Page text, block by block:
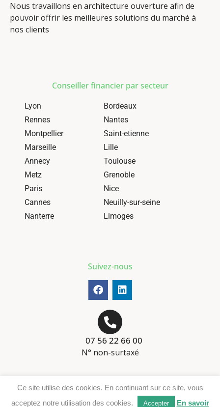
Nous travaillons en architecture ouverture afin de
pouvoir offrir les meilleures solutions du marché à
nos clients
Conseiller financier par secteur
Lyon
Bordeaux
Rennes
Nantes
Montpellier
Saint-etienne
Marseille
Lille
Annecy
Toulouse
Metz
Grenoble
Paris
Nice
Cannes
Neuilly-sur-seine
Nanterre
Limoges
Suivez-nous
07 56 22 66 00
N° non-surtaxé
Téléchargement DER
Ce site utilise des cookies. En continuant sur ce site, vous
acceptez notre utilisation des cookies.
Accepter En savoir